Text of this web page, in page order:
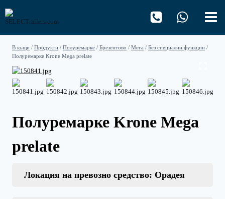
съдържанието
В къщи / Продукти / Полуремарке / Брезентово / Мега / Без специални функции /
Полуремарке Krone Mega prelate
Полуремарке Krone Mega
prelate
Локация на превозно средство: Орадея